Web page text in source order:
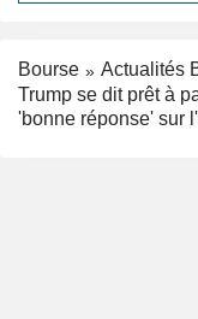
Bourse
Actualités
Trump se dit prêt à
'bonne réponse' sur